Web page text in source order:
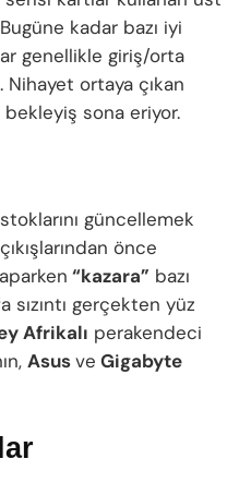
kadar bazı iyi
genellikle giriş/orta
ortaya çıkan
sona eriyor.
güncellemek
önce
“kazara” bazı
sızıntı gerçekten yüz
Afrikalı perakendeci
Asusve Gigabyte